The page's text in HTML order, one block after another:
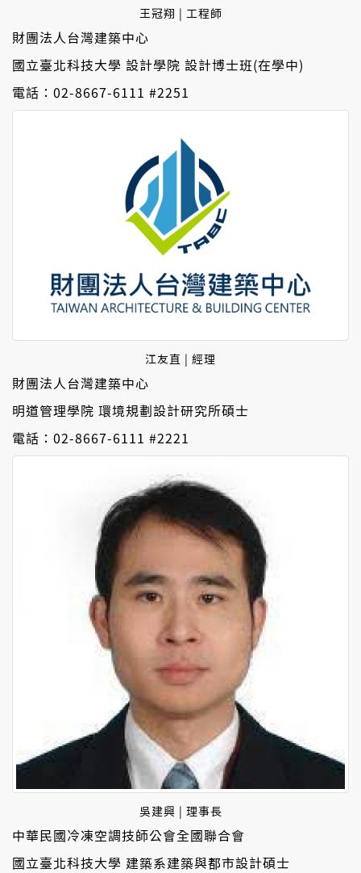
王冠翔 | 工程師
財團法人台灣建築中心
國立臺北科技大學 設計學院 設計博士班(在學中)
電話：02-8667-6111 #2251
江友直 | 經理
財團法人台灣建築中心
明道管理學院 環境規劃設計研究所碩士
電話：02-8667-6111 #2221
吳建興 | 理事長
中華民國冷凍空調技師公會全國聯合會
國立臺北科技大學 建築系建築與都市設計碩士